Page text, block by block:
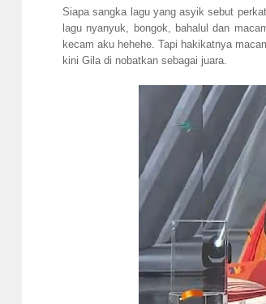
Siapa sangka lagu yang asyik sebut
lagu nyanyuk, bongok, bahalul dan
kecam aku hehehe. Tapi hakikatnya
kini Gila di nobatkan sebagai juara.